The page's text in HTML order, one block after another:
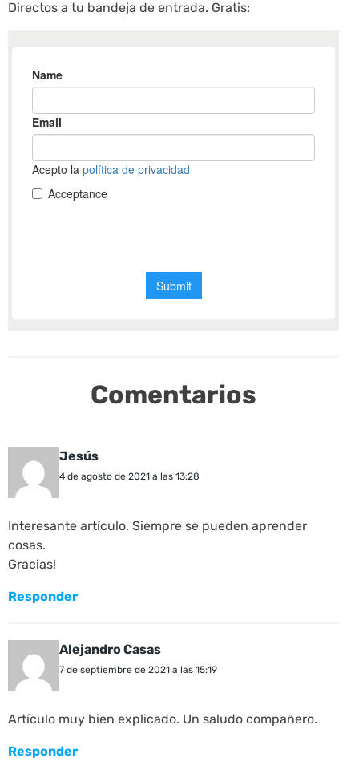
Directos a tu bandeja de entrada. Gratis:
Comentarios
Jesús
4 de agosto de 2021 a las 13:28
Interesante artículo. Siempre se pueden aprender
cosas.
Gracias!
Responder
Alejandro Casas
7 de septiembre de 2021 a las 15:19
Artículo muy bien explicado. Un saludo compañero.
Responder